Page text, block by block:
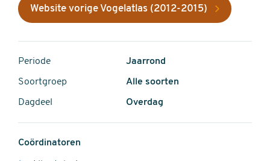
Website vorige Vogelatlas (2012-2015)
Periode Jaarrond
Soortgroep Alle soorten
Dagdeel Overdag
Coördinatoren